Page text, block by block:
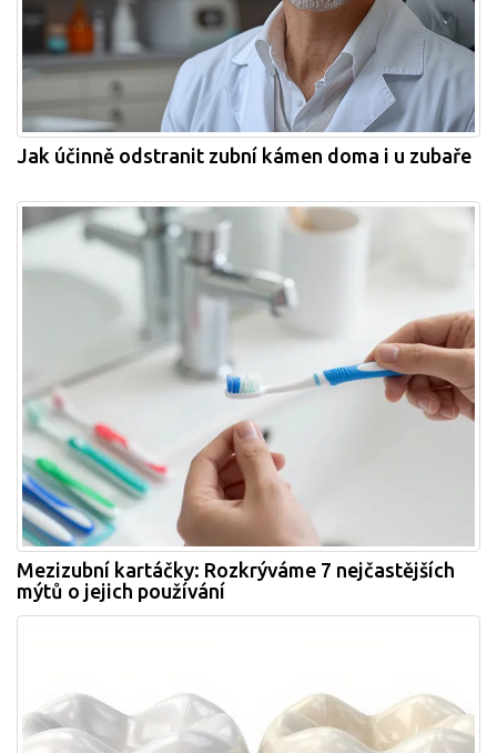
Jak účinně odstranit zubní kámen doma i u zubaře
Mezizubní kartáčky: Rozkrýváme 7 nejčastějších
mýtů o jejich používání